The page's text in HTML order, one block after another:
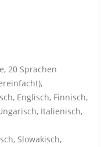
20 Sprachen
Englisch, Finnisch,
Italienisch,
Slowakisch,